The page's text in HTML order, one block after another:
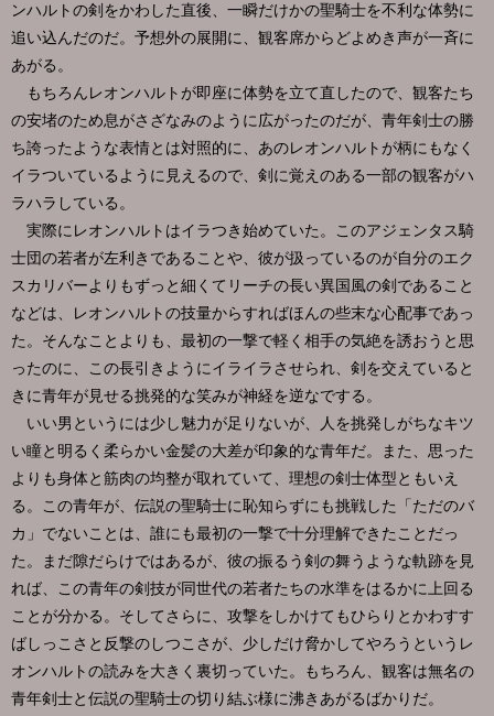
ンハルトの剣をかわした直後、一瞬だけかの聖騎士を不利な体勢に
追い込んだのだ。予想外の展開に、観客席からどよめき声が一斉に
あがる。
もちろんレオンハルトが即座に体勢を立て直したので、観客たち
の安堵のため息がさざなみのように広がったのだが、青年剣士の勝
ち誇ったような表情とは対照的に、あのレオンハルトが柄にもなく
イラついているように見えるので、剣に覚えのある一部の観客がハ
ラハラしている。
実際にレオンハルトはイラつき始めていた。このアジェンタス騎
士団の若者が左利きであることや、彼が扱っているのが自分のエク
スカリバーよりもずっと細くてリーチの長い異国風の剣であること
などは、レオンハルトの技量からすればほんの些末な心配事であっ
た。そんなことよりも、最初の一撃で軽く相手の気絶を誘おうと思
ったのに、この長引きようにイライラさせられ、剣を交えていると
きに青年が見せる挑発的な笑みが神経を逆なでする。
いい男というには少し魅力が足りないが、人を挑発しがちなキツ
い瞳と明るく柔らかい金髪の大差が印象的な青年だ。また、思った
よりも身体と筋肉の均整が取れていて、理想の剣士体型ともいえ
る。この青年が、伝説の聖騎士に恥知らずにも挑戦した「ただのバ
カ」でないことは、誰にも最初の一撃で十分理解できたことだっ
た。まだ隙だらけではあるが、彼の振るう剣の舞うような軌跡を見
れば、この青年の剣技が同世代の若者たちの水準をはるかに上回る
ことが分かる。そしてさらに、攻撃をしかけてもひらりとかわすす
ばしっこさと反撃のしつこさが、少しだけ脅かしてやろうというレ
オンハルトの読みを大きく裏切っていた。もちろん、観客は無名の
青年剣士と伝説の聖騎士の切り結ぶ様に沸きあがるばかりだ。